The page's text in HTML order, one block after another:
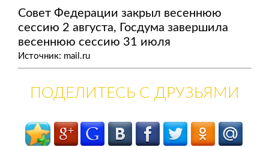
Совет Федерации закрыл весеннюю
сессию 2 августа, Госдума завершила
весеннюю сессию 31 июля
Источник: mail.ru
ПОДЕЛИТЕСЬ С ДРУЗЬЯМИ